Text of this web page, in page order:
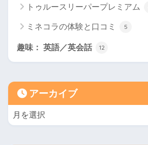
トゥルースリーパープレミアム
ミネコラの体験と口コミ 5
趣味： 英語／英会話 12
アーカイブ